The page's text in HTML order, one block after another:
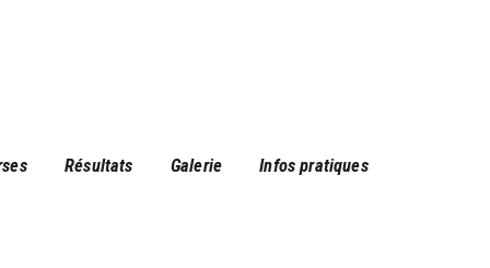
Résultats Galerie Infos pratiques